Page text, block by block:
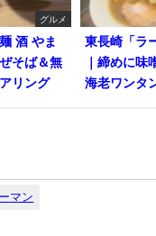
グルメ
酒 やま
そば＆無
リング
東長崎「ラ
｜締めに味
海老ワンタ
マン